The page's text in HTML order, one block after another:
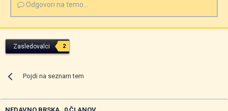
Odgovori na temo...
Zasledovalci 2
Pojdi na seznam tem